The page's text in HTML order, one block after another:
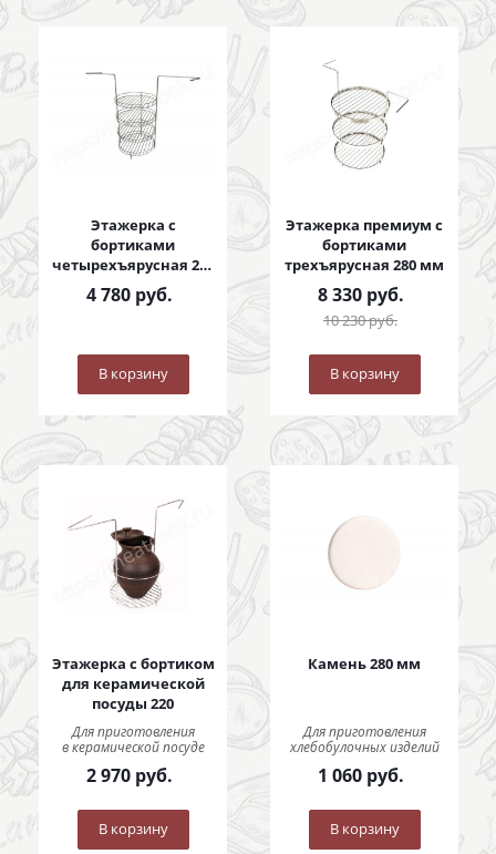
Этажерка с
бортиками
четырехъярусная 280
мм
4 780руб.
В корзину
Этажерка премиум с
бортиками
трехъярусная 280 мм
8 330руб.
10 230руб.
В корзину
Этажерка с бортиком
для керамической
посуды 220
Для приготовления
в керамической посуде
2 970руб.
В корзину
Камень 280 мм
Для приготовления
хлебобулочных изделий
1 060руб.
В корзину